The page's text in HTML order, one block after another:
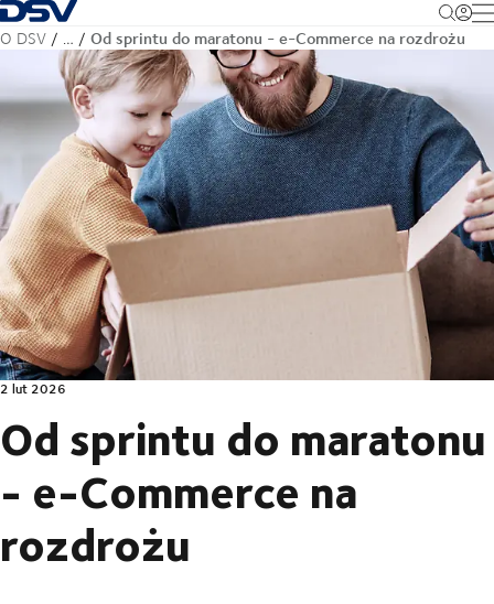
Cofnij do strony głównej
O DSV … Od sprintu do maratonu - e-Commerce na rozdrożu
2 lut 2026
Od sprintu do maratonu
- e-Commerce na
rozdrożu